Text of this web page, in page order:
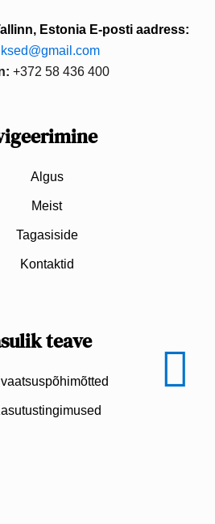
Estonia E-posti aadress:
+372 58 436 400
Algus
Meist
Tagasiside
Kontaktid
teave